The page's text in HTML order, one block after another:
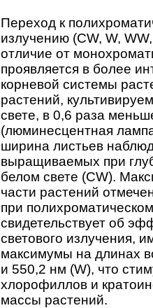
Переход к
излучению (CW, W,
отличие от
проявляется в более
корневой системы
растений,
свете, в 0,6 раза
(люминесцентная
ширина листьев
выращиваемых при
белом свете (CW).
части растений
при
свидетельствует об
светового излучения,
максимумы на длинах
и 550,2 нм (W), что
хлорофиллов и
массы растений.